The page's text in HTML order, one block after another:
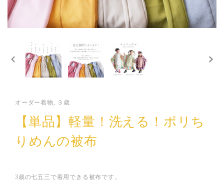
オーダー着物, ３歳
【単品】軽量！洗える！ポリち
りめんの被布
3歳の七五三で着用できる被布です。